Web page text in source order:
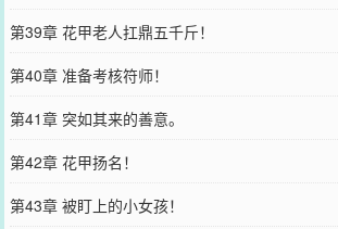
第39章 花甲老人扛鼎五千斤！
第40章 准备考核符师！
第41章 突如其来的善意。
第42章 花甲扬名！
第43章 被盯上的小女孩！